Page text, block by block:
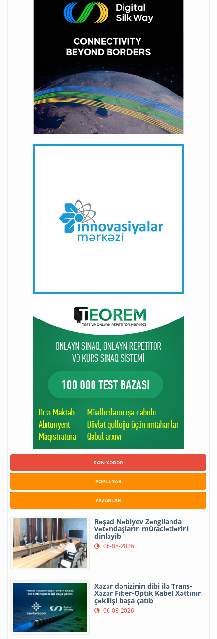
SON XƏBƏR
POPULYAR
YAZARLAR
Rəşad Nəbiyev Zəngilanda
vətəndaşların müraciətlərini
dinləyib
06-08-2026
Xəzər dənizinin dibi ilə Trans-
Xəzər Fiber-Optik Kabel Xəttinin
çəkilişi başa çatıb
06-08-2026